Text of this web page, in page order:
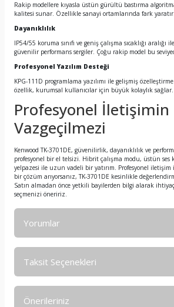
Rakip modellere kıyasla üstün gürültü bastırma
kalitesi sunar. Özellikle sanayi ortamlarında fark yaratır.
Dayanıklılık
IP54/55 koruma sınıfı ve geniş çalışma sıcaklığı
güvenilir performans sergiler. Çoğu rakip model bu
Profesyonel Yazılım Desteği
KPG-111D programlama yazılımı ile gelişmiş
özellik, kurumsal kullanıcılar için büyük kolaylık sağlar.
Profesyonel İletişimin
Vazgeçilmezi
Kenwood TK-3701DE, güvenilirlik, dayanıklılık ve
profesyonel bir el telsizi. Hibrit çalışma modu, üstün ses
yelpazesi ile uzun vadeli bir yatırım. Profesyonel
bir çözüm arıyorsanız, TK-3701DE kesinlikle
Satın almadan önce yetkili bayilerden bilgi alarak
seçmenizi öneririz.
Yorumlar
Taksit Seçenekleri
Önerileriniz